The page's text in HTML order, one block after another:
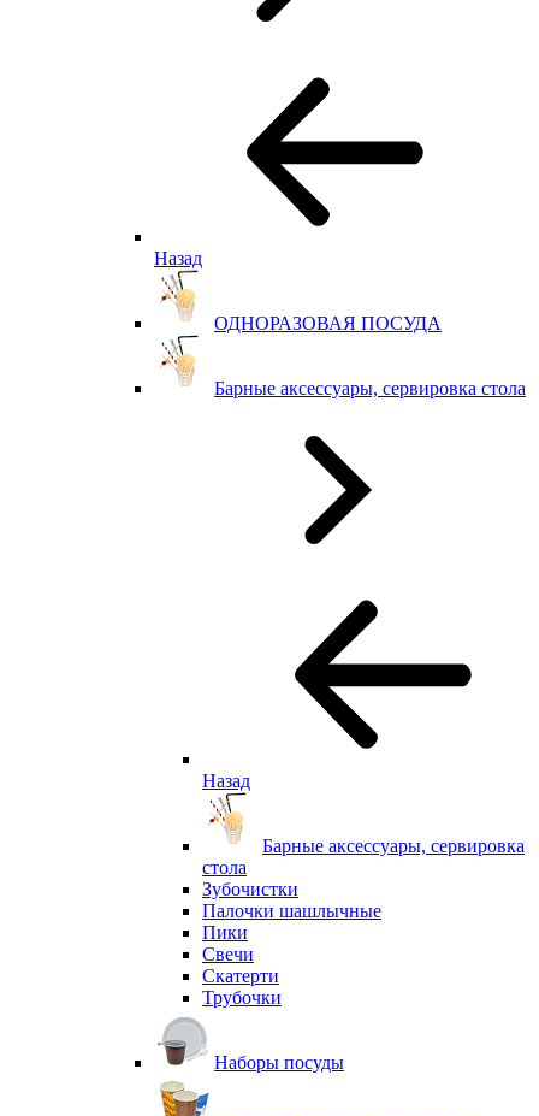
Назад
ОДНОРАЗОВАЯ ПОСУДА
Барные аксессуары, сервировка стола
Назад
Барные аксессуары, сервировка
стола
Зубочистки
Палочки шашлычные
Пики
Свечи
Скатерти
Трубочки
Наборы посуды